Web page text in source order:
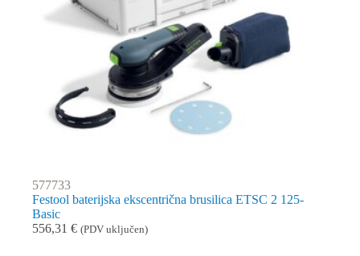
577733
Festool baterijska ekscentrična brusilica ETSC 2 125-
Basic
556,31 € (PDV uključen)